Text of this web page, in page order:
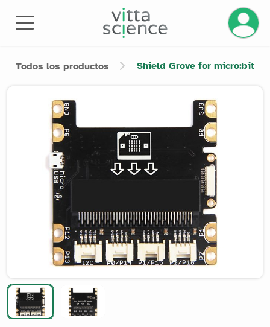
Todos los productos Shield Grove for micro:bit